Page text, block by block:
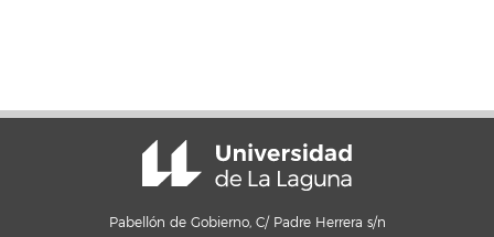
Pabellón de Gobierno, C/ Padre Herrera s/n